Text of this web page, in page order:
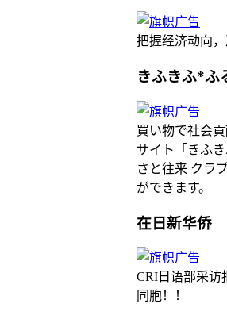
把握经济动向，
きふきふ*ふ
買い物で社会
サイト「きふ
さと往来 クラ
ができます。
在日新华侨
CRI日语部采访
同胞！！